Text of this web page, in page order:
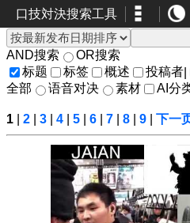
口技対決搜索工具
AND搜索
OR搜索
标题
标签 概述 投稿者
全部
语音对决 素材 AI分
1 2 3 4 5 6 7 8 9 下一